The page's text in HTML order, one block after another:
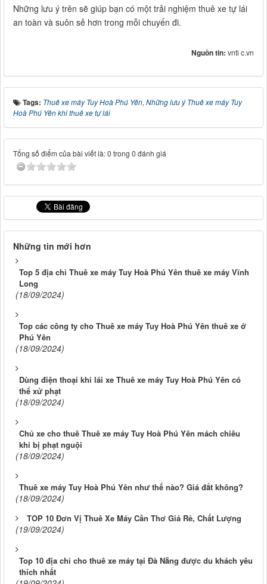
Những lưu ý trên sẽ giúp bạn có một trải nghiệm thuê xe tự lái
an toàn và suôn sẻ hơn trong mỗi chuyến đi.
Nguồn tin: vnti c.vn
Tags: Thuê xe máy Tuy Hoà Phú Yên, Những lưu ý Thuê xe máy Tuy
Hoà Phú Yên khi thuê xe tự lái
Tổng số điểm của bài viết là: 0 trong 0 đánh giá
Những tin mới hơn
Top 5 địa chỉ Thuê xe máy Tuy Hoà Phú Yên thuê xe máy Vĩnh
Long
(18/09/2024)
Top các công ty cho Thuê xe máy Tuy Hoà Phú Yên thuê xe ở
Phú Yên
(18/09/2024)
Dùng điện thoại khi lái xe Thuê xe máy Tuy Hoà Phú Yên có
thể xử phạt
(18/09/2024)
Chủ xe cho thuê Thuê xe máy Tuy Hoà Phú Yên mách chiêu
khi bị phạt nguội
(18/09/2024)
Thuê xe máy Tuy Hoà Phú Yên như thế nào? Giá đắt không?
(18/09/2024)
TOP 10 Đơn Vị Thuê Xe Máy Cần Thơ Giá Rẻ, Chất Lượng
(19/09/2024)
Top 10 địa chỉ cho thuê xe máy tại Đà Nẵng được du khách yêu
thích nhất